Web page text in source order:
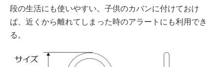
段の生活にも使いやすい。子供のカバンに付けておけ
ば、近くから離れてしまった時のアラートにも利用でき
る。